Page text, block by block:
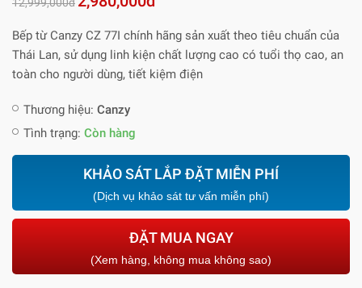
Bếp từ Canzy CZ 77I chính hãng sản xuất theo tiêu chuẩn của
Thái Lan, sử dụng linh kiện chất lượng cao có tuổi thọ cao, an
toàn cho người dùng, tiết kiệm điện
Thương hiệu: Canzy
Tình trạng: Còn hàng
KHẢO SÁT LẮP ĐẶT MIỄN PHÍ
(Dịch vụ khảo sát tư vấn miễn phí)
ĐẶT MUA NGAY
(Xem hàng, không mua không sao)